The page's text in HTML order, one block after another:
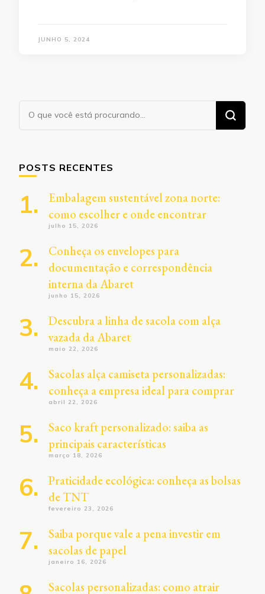
JUNHO 5, 2024
Procurando
algo?
POSTS RECENTES
Embalagem sustentável zona norte:
como escolher e onde encontrar
julho 15, 2026
Conheça os envelopes para
documentação e correspondência
interna da Abaret
junho 15, 2026
Descubra a linha de sacola com alça
vazada da Abaret
maio 22, 2026
Sacolas alça camiseta personalizadas:
conheça a empresa ideal para comprar
abril 22, 2026
Saco kraft personalizado: saiba as
principais características
março 18, 2026
Praticidade ecológica: conheça as bolsas
de TNT
fevereiro 23, 2026
Saiba porque vale a pena investir em
sacolas de papel
janeiro 16, 2026
Sacolas personalizadas: como atrair